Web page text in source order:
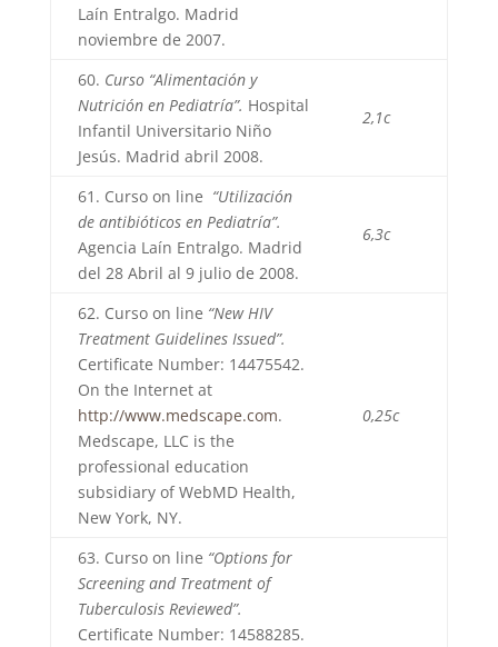
Laín Entralgo. Madrid
noviembre de 2007.
60. Curso “Alimentación y
Nutrición en Pediatría”. Hospital
Infantil Universitario Niño
Jesús. Madrid abril 2008.
2,1c
61. Curso on line “Utilización
de antibióticos en Pediatría”.
Agencia Laín Entralgo. Madrid
del 28 Abril al 9 julio de 2008.
6,3c
62. Curso on line “New HIV
Treatment Guidelines Issued”.
Certificate Number: 14475542.
On the Internet at
http://www.medscape.com.
Medscape, LLC is the
professional education
subsidiary of WebMD Health,
New York, NY.
0,25c
63. Curso on line “Options for
Screening and Treatment of
Tuberculosis Reviewed”.
Certificate Number: 14588285.